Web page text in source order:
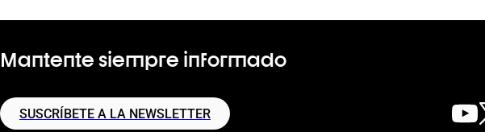
Mantente siempre informado
SUSCRÍBETE A LA NEWSLETTER